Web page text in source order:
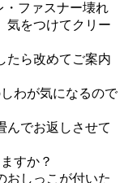
ファスナー壊れ
気をつけてクリー
たら改めてご案内
わが気になるので
んでお返しさせて
すか？
おしっこが付いた